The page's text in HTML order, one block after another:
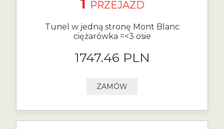
1 PRZEJAZD
Tunel w jedną stronę Mont Blanc
ciężarówka =<3 osie
1747.46 PLN
ZAMÓW